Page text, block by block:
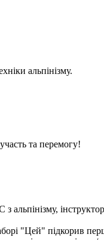
альпінізму.
та перемогу!
таборі "Цей"